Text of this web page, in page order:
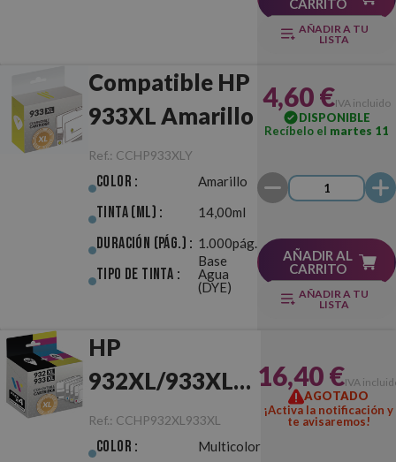
CARRITO
AÑADIR A TU
LISTA
Compatible HP
933XL Amarillo
Ref.: CCHP933XLY
Color : Amarillo
Tinta (ml) : 14,00ml
Duración (pág.) : 1.000pág.
Tipo de Tinta :
Base
Agua
(DYE)
4,60 €IVA incluido
DISPONIBLE
Recíbelo el martes 11
AÑADIR AL
CARRITO
AÑADIR A TU
LISTA
HP
932XL/933XL
Pack (x4)
Compatible
Ref.: CCHP932XL933XL
Color : Multicolor
16,40 €IVA
AGOTADO
¡Activa la notificación y
te avisaremos!